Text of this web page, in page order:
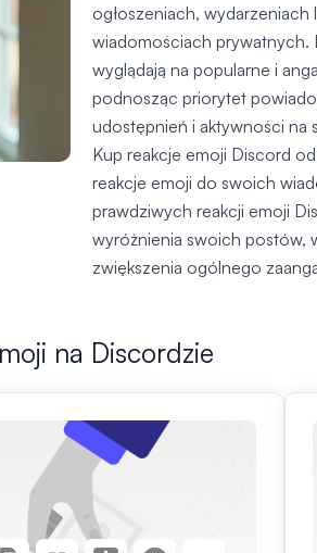
ogłoszeniach, wydarzeniach
wiadomościach prywatnych.
wyglądają na popularne i
podnosząc priorytet
udostępnień i aktywności na
Kup reakcje emoji Discord
reakcje emoji do swoich
prawdziwych reakcji emoji
wyróżnienia swoich postów,
zwiększenia ogólnego
na Discordzie